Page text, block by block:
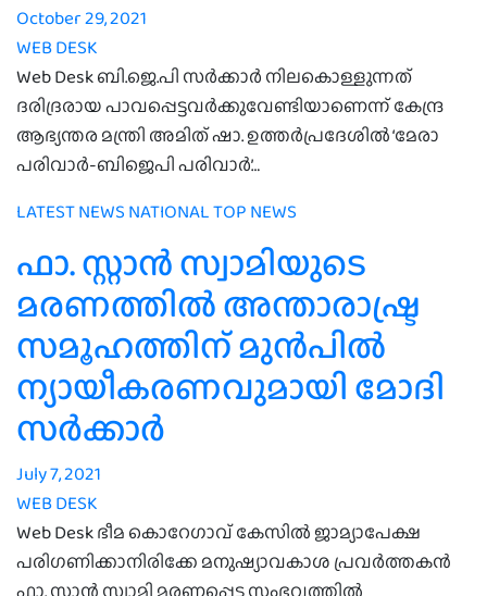
October 29, 2021
WEB DESK
Web Desk ബി.ജെ.പി സർക്കാർ നിലകൊള്ളുന്നത്
ദരിദ്രരായ പാവപ്പെട്ടവർക്കുവേണ്ടിയാണെന്ന് കേന്ദ്ര
ആഭ്യന്തര മന്ത്രി അമിത് ഷാ. ഉത്തർപ്രദേശിൽ ‘മേരാ
പരിവാർ-ബിജെപി പരിവാർ’…
LATEST NEWS NATIONALTOP NEWS
ഫാ. സ്റ്റാന്‍ സ്വാമിയുടെ
മരണത്തില്‍ അന്താരാഷ്ട്ര
സമൂഹത്തിന് മുന്‍പില്‍
ന്യായീകരണവുമായി മോദി
സര്‍ക്കാര്‍
July 7, 2021
WEB DESK
Web Desk ഭീമ കൊറേഗാവ് കേസില്‍ ജാമ്യാപേക്ഷ
പരിഗണിക്കാനിരിക്കേ മനുഷ്യാവകാശ പ്രവര്‍ത്തകന്‍